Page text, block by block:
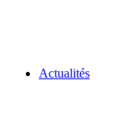
Actualités